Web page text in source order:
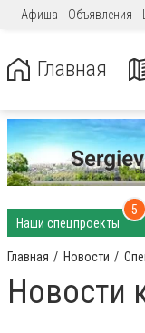
Афиша Объявления
Главная
Наши спецпроекты
5
Главная Новости
Новости